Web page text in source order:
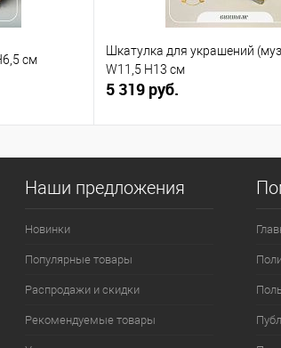
см
Шкатулка для украшений
W11,5 H13 см
5 319 руб.
Наши предложения
Новинки
Популярные товары
Распродажи и скидки
Рекомендуемые товары